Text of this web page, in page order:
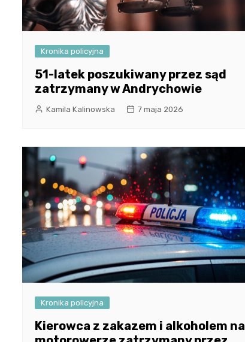
Kronika policyjna
51-latek poszukiwany przez sąd
zatrzymany w Andrychowie
Kamila Kalinowska 7 maja 2026
Kronika policyjna
Kierowca z zakazem i alkoholem na